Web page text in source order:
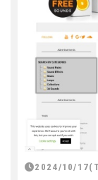
2024/10/